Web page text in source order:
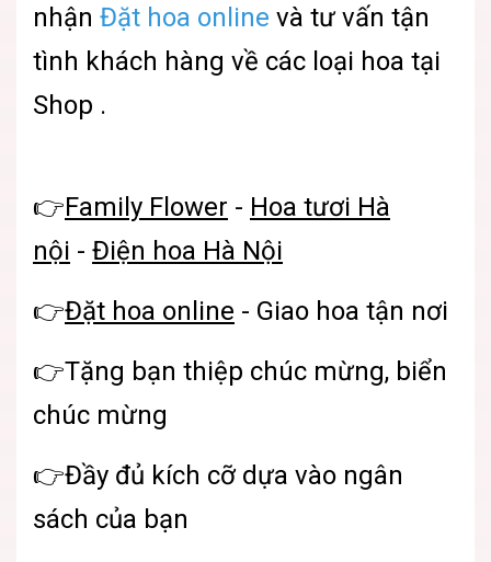
nhận Đặt hoa online và tư vấn tận
tình khách hàng về các loại hoa tại
Shop .
👉Family Flower - Hoa tươi Hà
nội - Điện hoa Hà Nội
👉Đặt hoa online - Giao hoa tận nơi
👉Tặng bạn thiệp chúc mừng, biển
chúc mừng
👉Đầy đủ kích cỡ dựa vào ngân
sách của bạn